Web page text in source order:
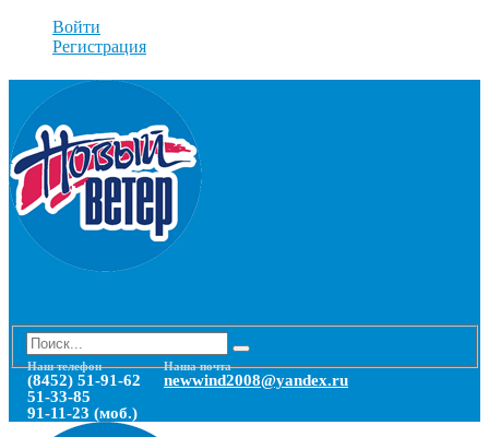
Войти
Регистрация
Наш телефон
(8452) 51-91-62
51-33-85
91-11-23 (моб.)
Наша почта
newwind2008@yandex.ru